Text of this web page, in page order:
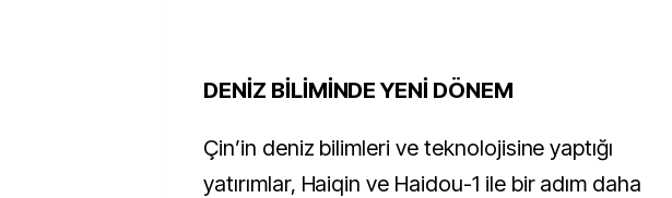
DENİZ BİLİMİNDE YENİ DÖNEM
Çin’in deniz bilimleri ve teknolojisine yaptığı
yatırımlar, Haiqin ve Haidou-1 ile bir adım daha